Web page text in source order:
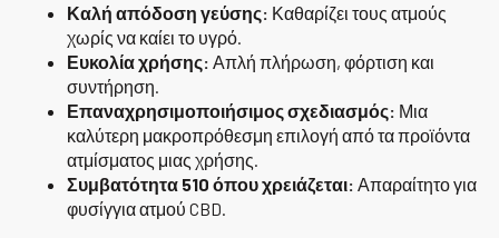
Καλή απόδοση γεύσης: Καθαρίζει τους ατμούς
χωρίς να καίει το υγρό.
Ευκολία χρήσης: Απλή πλήρωση, φόρτιση και
συντήρηση.
Επαναχρησιμοποιήσιμος σχεδιασμός: Μια
καλύτερη μακροπρόθεσμη επιλογή από τα προϊόντα
ατμίσματος μιας χρήσης.
Συμβατότητα 510 όπου χρειάζεται: Απαραίτητο για
φυσίγγια ατμού CBD.